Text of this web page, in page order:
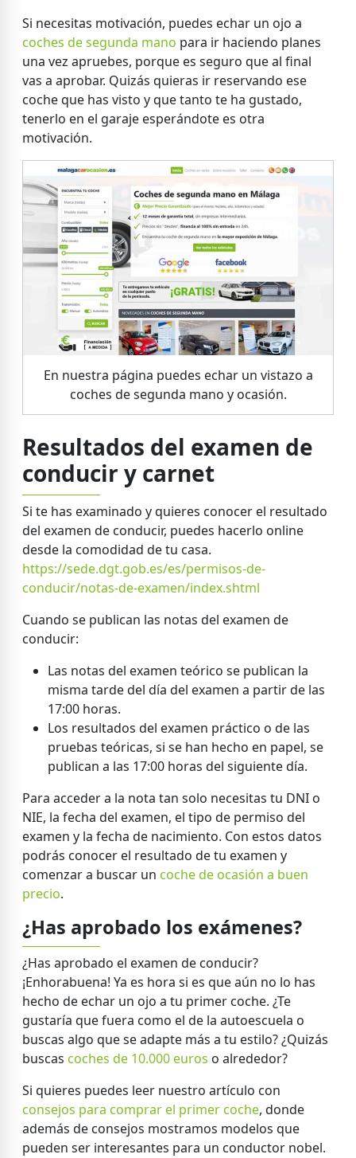
Si necesitas motivación, puedes echar un ojo a
coches de segunda mano para ir haciendo planes
una vez apruebes, porque es seguro que al final
vas a aprobar. Quizás quieras ir reservando ese
coche que has visto y que tanto te ha gustado,
tenerlo en el garaje esperándote es otra
motivación.
En nuestra página puedes echar un vistazo a
coches de segunda mano y ocasión.
Resultados del examen de
conducir y carnet
Si te has examinado y quieres conocer el resultado
del examen de conducir, puedes hacerlo online
desde la comodidad de tu casa.
https://sede.dgt.gob.es/es/permisos-de-
conducir/notas-de-examen/index.shtml
Cuando se publican las notas del examen de
conducir:
Las notas del examen teórico se publican la
misma tarde del día del examen a partir de las
17:00 horas.
Los resultados del examen práctico o de las
pruebas teóricas, si se han hecho en papel, se
publican a las 17:00 horas del siguiente día.
Para acceder a la nota tan solo necesitas tu DNI o
NIE, la fecha del examen, el tipo de permiso del
examen y la fecha de nacimiento. Con estos datos
podrás conocer el resultado de tu examen y
comenzar a buscar un coche de ocasión a buen
precio.
¿Has aprobado los exámenes?
¿Has aprobado el examen de conducir?
¡Enhorabuena! Ya es hora si es que aún no lo has
hecho de echar un ojo a tu primer coche. ¿Te
gustaría que fuera como el de la autoescuela o
buscas algo que se adapte más a tu estilo? ¿Quizás
buscas coches de 10.000 euros o alrededor?
Si quieres puedes leer nuestro artículo con
consejos para comprar el primer coche, donde
además de consejos mostramos modelos que
pueden ser interesantes para un conductor nobel.